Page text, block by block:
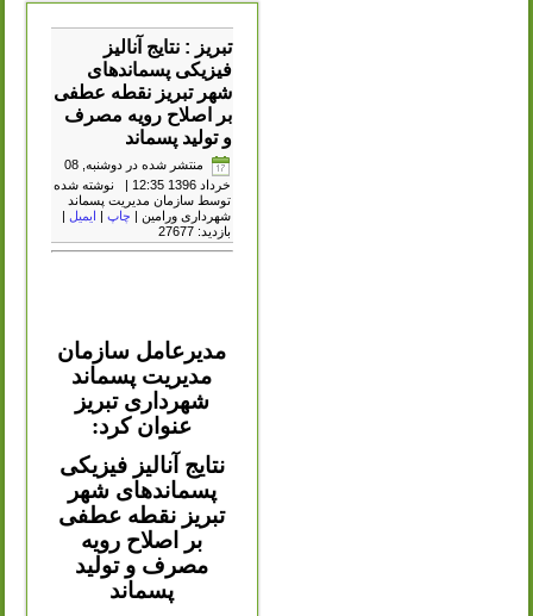
تبریز : نتایج آنالیز
فیزیکی پسماندهای
شهر تبریز نقطه عطفی
بر اصلاح رویه مصرف
و تولید پسماند
منتشر شده در دوشنبه, 08
خرداد 1396 12:35
|
نوشته شده
توسط سازمان مدیریت پسماند
شهرداری ورامین | چاپ| ایمیل |
بازدید: 27677
مدیرعامل سازمان
مدیریت پسماند
شهرداری تبریز
عنوان کرد:
نتایج آنالیز فیزیکی
پسماندهای شهر
تبریز نقطه عطفی
بر اصلاح رویه
مصرف و تولید
پسماند